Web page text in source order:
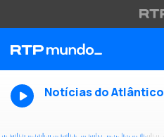
Notícias do Atlântico